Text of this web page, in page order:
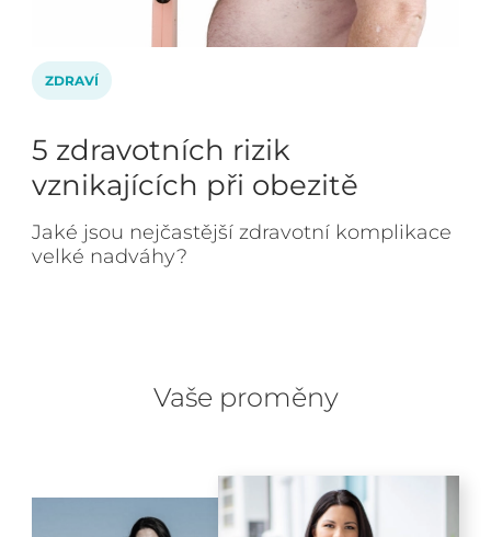
ZDRAVÍ
5 zdravotních rizik
vznikajících při obezitě
Jaké jsou nejčastější zdravotní komplikace
velké nadváhy?
Vaše proměny